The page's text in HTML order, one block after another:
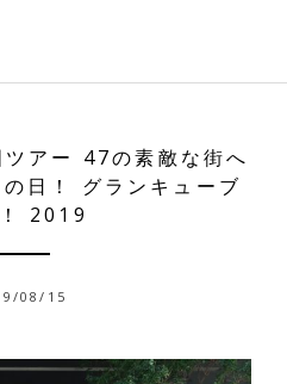
アー 47の素敵な街へ
日！ グランキューブ
2019
08/15